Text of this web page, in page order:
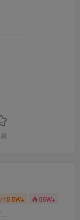
15.5W+ 56W+